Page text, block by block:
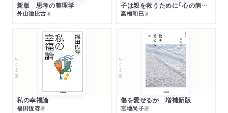
新版 思考の整理学
外山滋比古著
子は親を救うために「心の病」になる
高橋和巳著
ちくま文庫
私の幸福論
福田恆存著
ちくま文庫
傷を愛せるか 増補新版
宮地尚子著